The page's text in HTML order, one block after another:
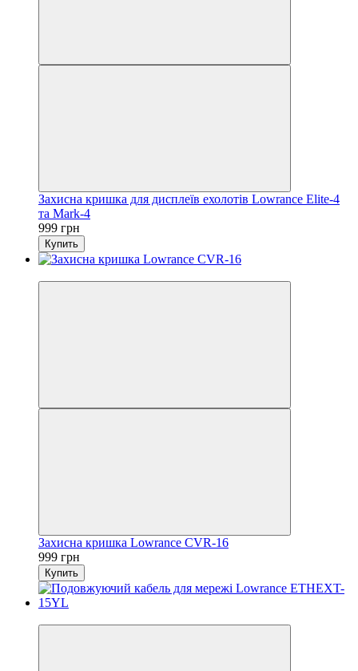
Захисна кришка для дисплеїв ехолотів Lowrance Elite-4
та Mark-4
999 грн
Купить
Захисна кришка Lowrance CVR-16
999 грн
Купить